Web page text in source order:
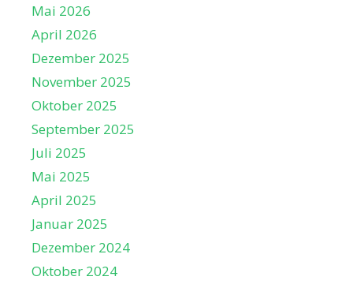
Mai 2026
April 2026
Dezember 2025
November 2025
Oktober 2025
September 2025
Juli 2025
Mai 2025
April 2025
Januar 2025
Dezember 2024
Oktober 2024